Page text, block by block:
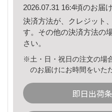
2026.07.31 16:4頃のお届
決済方法が、クレジット
す。その他の決済方法の
さい。
※土・日・祝日の注文の場
のお届けにお時間をいた
即日出荷